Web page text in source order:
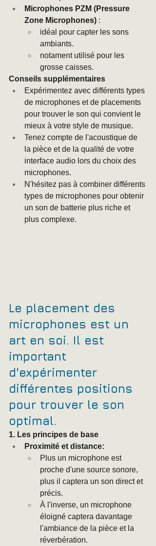
Microphones PZM (Pressure
Zone Microphones) :
idéal pour capter les sons
ambiants.
notament utilisé pour les
grosse caisses.
Conseils supplémentaires
Expérimentez avec différents types
de microphones et de placements
pour trouver le son qui convient le
mieux à votre style de musique.
Tenez compte de l'acoustique de
la pièce et de la qualité de votre
interface audio lors du choix des
microphones.
N'hésitez pas à combiner différents
types de microphones pour obtenir
un son de batterie plus riche et
plus complexe.
Le placement des
microphones est un
art en soi. Il est
important
d'expérimenter
différentes positions
pour trouver le son
optimal.
1. Les principes de base
Proximité et distance:
Plus un microphone est
proche d'une source sonore,
plus il captera un son direct et
précis.
À l'inverse, un microphone
éloigné captera davantage
l'ambiance de la pièce et la
réverbération.